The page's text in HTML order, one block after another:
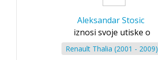
Aleksandar Stosic
iznosi svoje utiske o
Renault Thalia (2001 - 2009)